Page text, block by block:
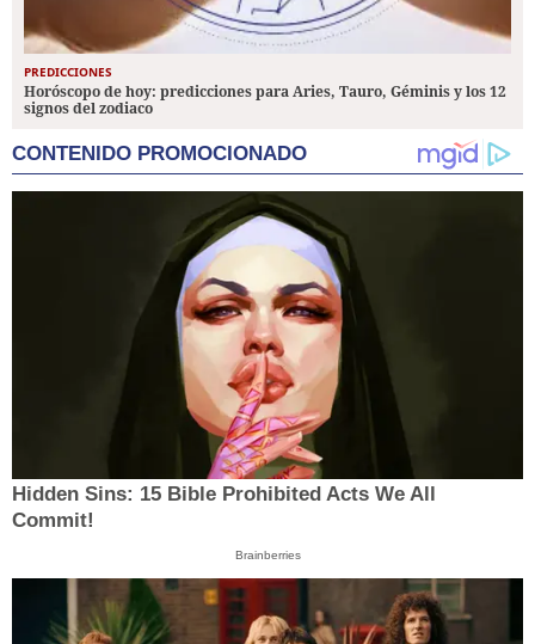
PREDICCIONES
Horóscopo de hoy: predicciones para Aries, Tauro, Géminis y los 12
signos del zodiaco
CONTENIDO PROMOCIONADO
Hidden Sins: 15 Bible Prohibited Acts We All
Commit!
Brainberries